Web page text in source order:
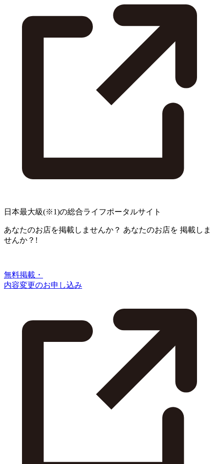
日本最大級(※1)の総合ライフポータルサイト
あなたのお店を掲載しませんか？ あなたのお店を 掲載しま
せんか？!
無料掲載・
内容変更のお申し込み